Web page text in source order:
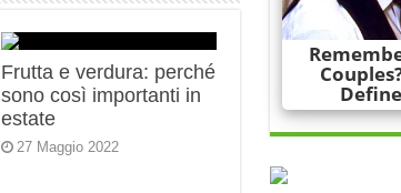
Frutta e verdura: perché
sono così importanti in
estate
27 Maggio 2022